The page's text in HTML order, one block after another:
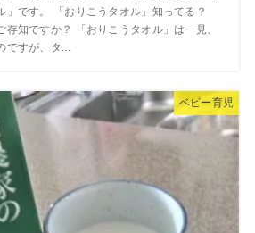
」です。 「おりこうタオル」知ってる？
存知ですか？ 「おりこうタオル」は一見、
ですが、タ...
ベビー育児